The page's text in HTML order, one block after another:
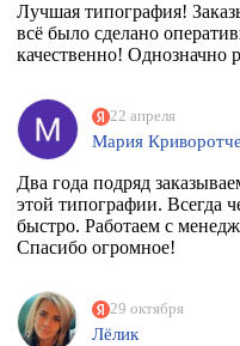
Лучшая типография!
всё было сделано
качественно! Однозначно
22 апреля
Мария
Два года подряд
этой типографии. Всегда
быстро. Работаем с
Спасибо огромное!
29 октября
Лёлик